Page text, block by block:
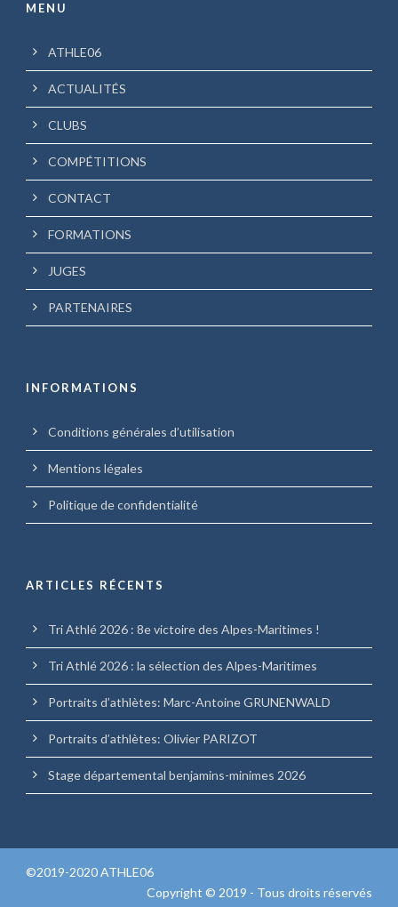
MENU
ATHLE06
ACTUALITÉS
CLUBS
COMPÉTITIONS
CONTACT
FORMATIONS
JUGES
PARTENAIRES
INFORMATIONS
Conditions générales d’utilisation
Mentions légales
Politique de confidentialité
ARTICLES RÉCENTS
Tri Athlé 2026 : 8e victoire des Alpes-Maritimes !
Tri Athlé 2026 : la sélection des Alpes-Maritimes
Portraits d’athlètes: Marc-Antoine GRUNENWALD
Portraits d’athlètes: Olivier PARIZOT
Stage départemental benjamins-minimes 2026
©2019-2020 ATHLE06
Copyright © 2019 - Tous droits réservés